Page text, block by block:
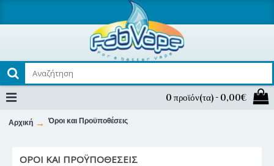
0 προϊόν(τα) - 0,00€
Αρχική Όροι και Προϋποθέσεις
ΌΡΟΙ ΚΑΙ ΠΡΟΫΠΟΘΈΣΕΙΣ